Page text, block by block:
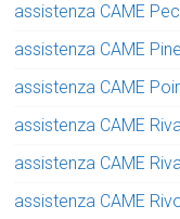
assistenza CAME
assistenza CAME
assistenza CAME
assistenza CAME
assistenza CAME
assistenza CAME